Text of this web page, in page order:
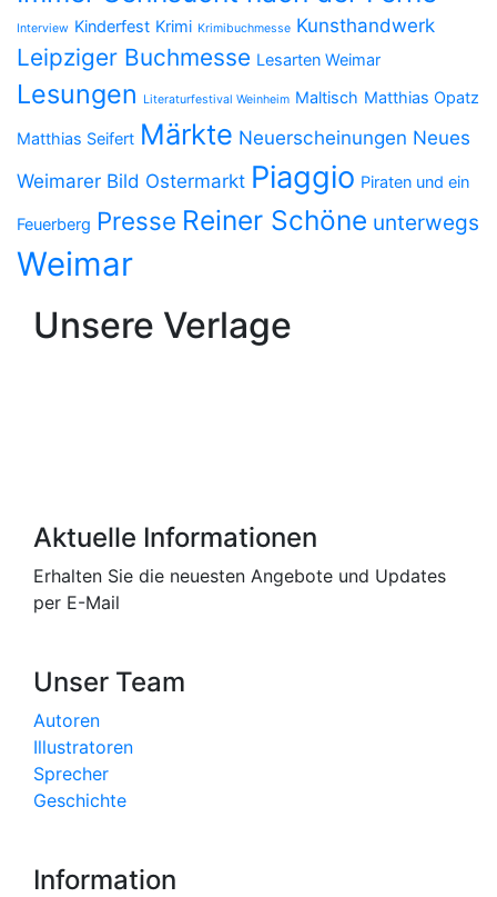
Interview Kinderfest Krimi Krimibuchmesse Kunsthandwerk
Leipziger Buchmesse Lesarten Weimar
Lesungen Literaturfestival Weinheim Maltisch Matthias Opatz
Matthias Seifert Märkte Neuerscheinungen Neues
Weimarer Bild Ostermarkt Piaggio Piraten und ein
Feuerberg Presse Reiner Schöne unterwegs
Weimar
Unsere Verlage
Aktuelle Informationen
Erhalten Sie die neuesten Angebote und Updates
per E-Mail
Unser Team
Autoren
Illustratoren
Sprecher
Geschichte
Information